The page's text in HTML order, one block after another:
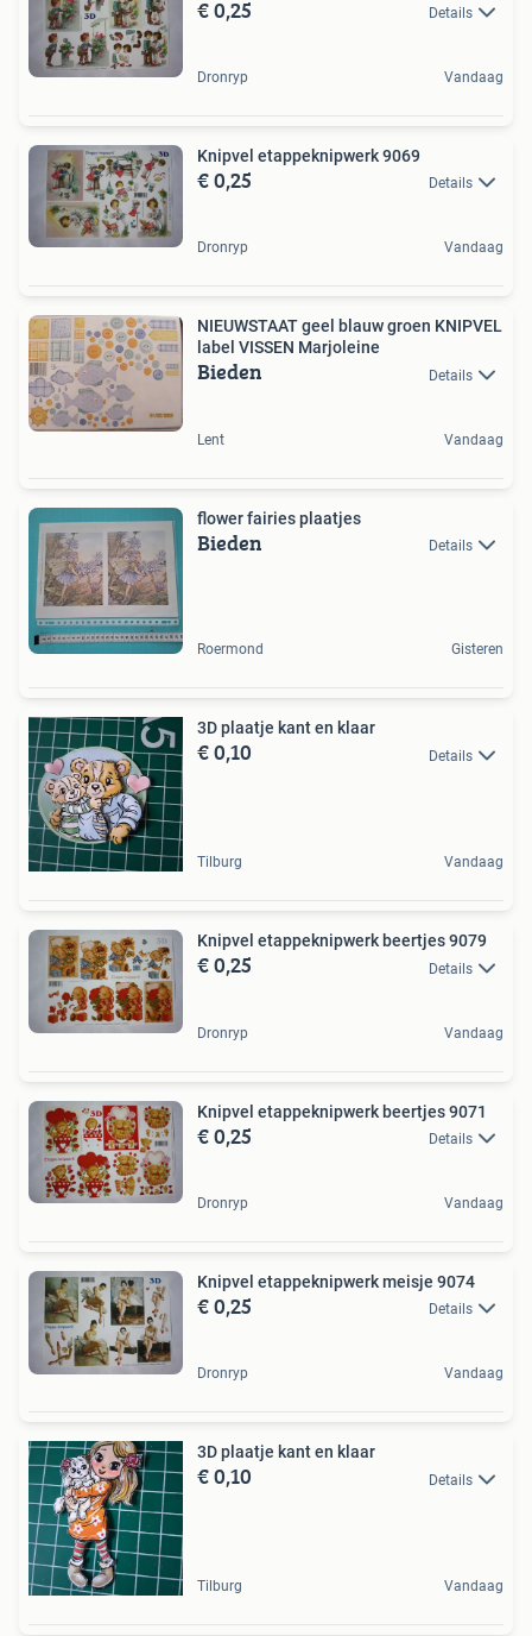
€ 0,25 Details
Dronryp Vandaag
Knipvel etappeknipwerk 9069
€ 0,25 Details
Dronryp Vandaag
NIEUWSTAAT geel blauw groen KNIPVEL
label VISSEN Marjoleine
Bieden Details
Lent Vandaag
flower fairies plaatjes
Bieden Details
Roermond Gisteren
3D plaatje kant en klaar
€ 0,10 Details
Tilburg Vandaag
Knipvel etappeknipwerk beertjes 9079
€ 0,25 Details
Dronryp Vandaag
Knipvel etappeknipwerk beertjes 9071
€ 0,25 Details
Dronryp Vandaag
Knipvel etappeknipwerk meisje 9074
€ 0,25 Details
Dronryp Vandaag
3D plaatje kant en klaar
€ 0,10 Details
Tilburg Vandaag